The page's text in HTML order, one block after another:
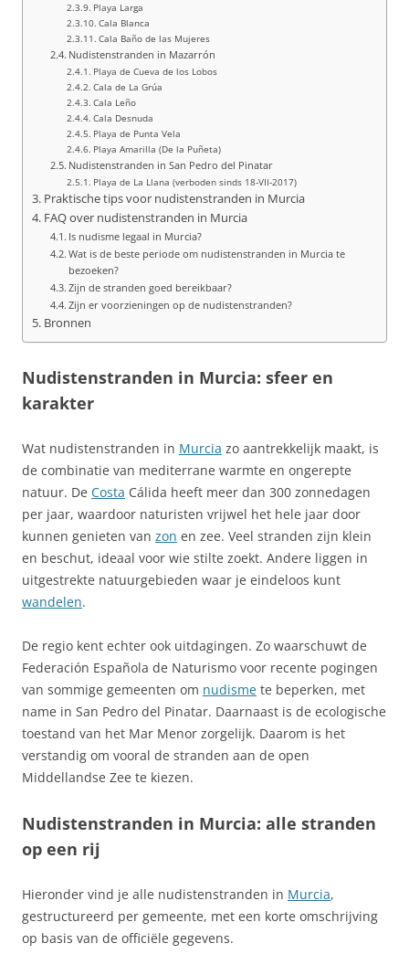
Playa Larga
Cala Blanca
Cala Baño de las Mujeres
Nudistenstranden in Mazarrón
Playa de Cueva de los Lobos
Cala de La Grúa
Cala Leño
Cala Desnuda
Playa de Punta Vela
Playa Amarilla (De la Puñeta)
Nudistenstranden in San Pedro del Pinatar
Playa de La Llana (verboden sinds 18‑VII‑2017)
Praktische tips voor nudistenstranden in Murcia
FAQ over nudistenstranden in Murcia
Is nudisme legaal in Murcia?
Wat is de beste periode om nudistenstranden in Murcia te
bezoeken?
Zijn de stranden goed bereikbaar?
Zijn er voorzieningen op de nudistenstranden?
Bronnen
Nudistenstranden in Murcia: sfeer en
karakter
Wat nudistenstranden in Murcia zo aantrekkelijk maakt, is
de combinatie van mediterrane warmte en ongerepte
natuur. De Costa Cálida heeft meer dan 300 zonnedagen
per jaar, waardoor naturisten vrijwel het hele jaar door
kunnen genieten van zon en zee. Veel stranden zijn klein
en beschut, ideaal voor wie stilte zoekt. Andere liggen in
uitgestrekte natuurgebieden waar je eindeloos kunt
wandelen.
De regio kent echter ook uitdagingen. Zo waarschuwt de
Federación Española de Naturismo voor recente pogingen
van sommige gemeenten om nudisme te beperken, met
name in San Pedro del Pinatar. Daarnaast is de ecologische
toestand van het Mar Menor zorgelijk. Daarom is het
verstandig om vooral de stranden aan de open
Middellandse Zee te kiezen.
Nudistenstranden in Murcia: alle stranden
op een rij
Hieronder vind je alle nudistenstranden in Murcia,
gestructureerd per gemeente, met een korte omschrijving
op basis van de officiële gegevens.